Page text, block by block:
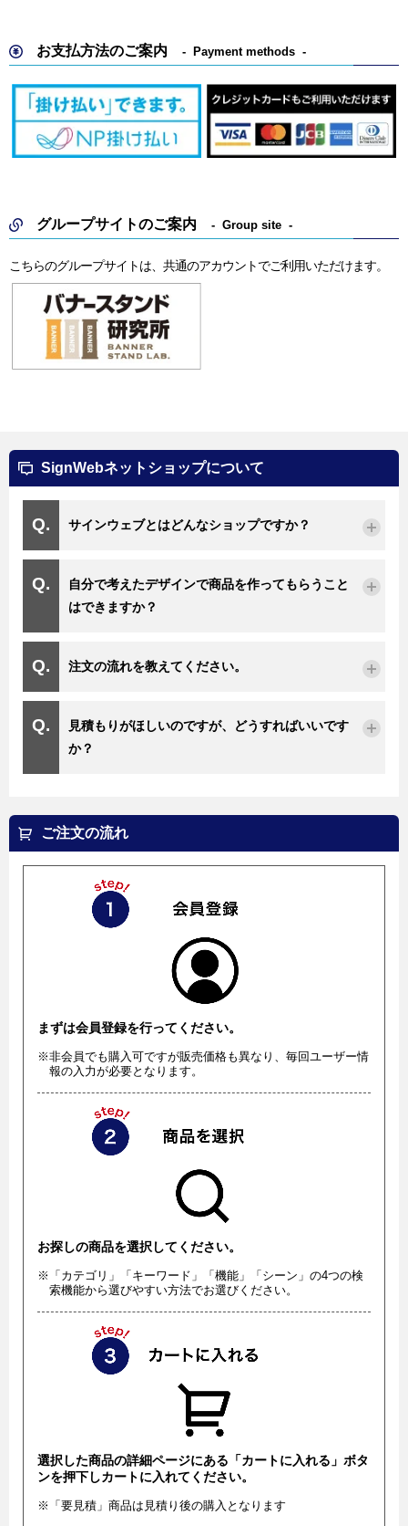
お支払方法のご案内 Payment methods
グループサイトのご案内 Group site
こちらのグループサイトは、共通のアカウントでご利用いただけます。
SignWebネットショップについて
サインウェブとはどんなショップですか？
自分で考えたデザインで商品を作ってもらうこと
はできますか？
注文の流れを教えてください。
見積もりがほしいのですが、どうすればいいです
か？
ご注文の流れ
まずは会員登録を行ってください。
※非会員でも購入可ですが販売価格も異なり、毎回ユーザー情
報の入力が必要となります。
お探しの商品を選択してください。
※「カテゴリ」「キーワード」「機能」「シーン」の4つの検
索機能から選びやすい方法でお選びください。
選択した商品の詳細ページにある「カートに入れる」ボタ
ンを押下しカートに入れてください。
※「要見積」商品は見積り後の購入となります